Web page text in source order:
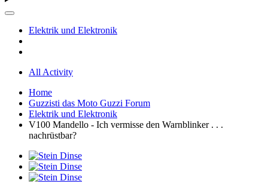
Elektrik und Elektronik
All Activity
Home
Guzzisti das Moto Guzzi Forum
Elektrik und Elektronik
V100 Mandello - Ich vermisse den Warnblinker . . .
nachrüstbar?